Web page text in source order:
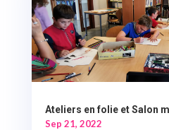
Ateliers en folie et Salon
Sep 21, 2022